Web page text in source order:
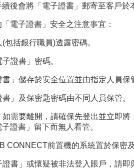
後會將「電子證書」郵寄至客戶於
電子證書」安全之注意事宜：
包括銀行職員)透露密碼。
證書」密碼。
書」儲存於安全位置並由指定人員
」及保密匙密碼由不同人員保管。
如需要離開，請確保先登出並立即
證書」留下而無人看管。
CONNECT前置機的系統置於保密
證書」或懷疑被非法登入賬戶，請即